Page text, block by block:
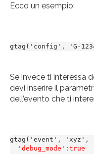
Ecco un esempio:
gtag('config', 'G-
Se invece ti interessa
devi inserire il
dell’evento che ti
gtag('event', 'xyz',
'debug_mode':true